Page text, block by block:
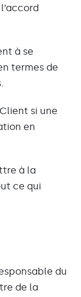
à se
termes de
si une
en
à la
ce qui
du
de la